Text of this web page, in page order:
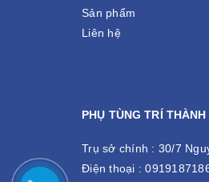
Sản phẩm
Liên hệ
PHỤ TÙNG TRÍ THÀNH
Trụ sở chính : 30/7
Điện thoại :